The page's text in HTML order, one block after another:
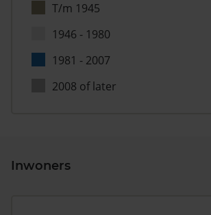
T/m 1945
1946 - 1980
1981 - 2007
2008 of later
Inwoners